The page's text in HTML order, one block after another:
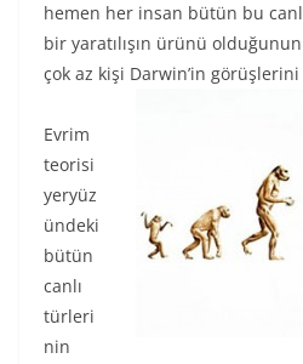
hemen her insan bütün bu
bir yaratılışın ürünü
çok az kişi Darwin’in
Evrim
teorisi
yeryüz
ündeki
bütün
canlı
türleri
nin